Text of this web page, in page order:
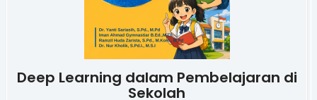
Deep Learning dalam Pembelajaran di
Sekolah